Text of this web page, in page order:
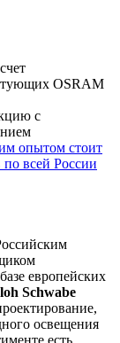
OSRAM
с
опытом стоит
всей России
европейских
Schwabe
освещения
есть